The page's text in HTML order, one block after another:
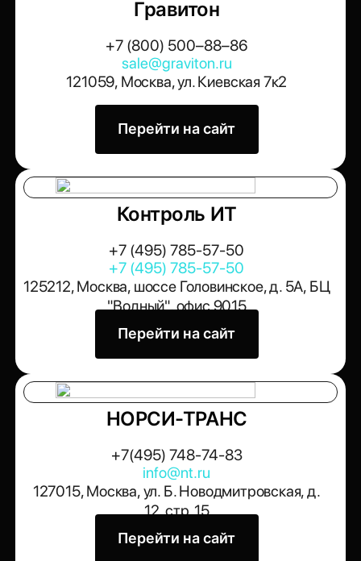
Гравитон
+7 (800) 500–88–86
sale@graviton.ru
121059, Москва, ул. Киевская 7к2
Перейти на сайт
Контроль ИТ
+7 (495) 785-57-50
+7 (495) 785-57-50
125212, Москва, шоссе Головинское, д. 5А, БЦ
"Водный", офис 9015
Перейти на сайт
НОРСИ-ТРАНС
+7(495) 748-74-83
info@nt.ru
127015, Москва, ул. Б. Новодмитровская, д.
12, стр. 15
Перейти на сайт